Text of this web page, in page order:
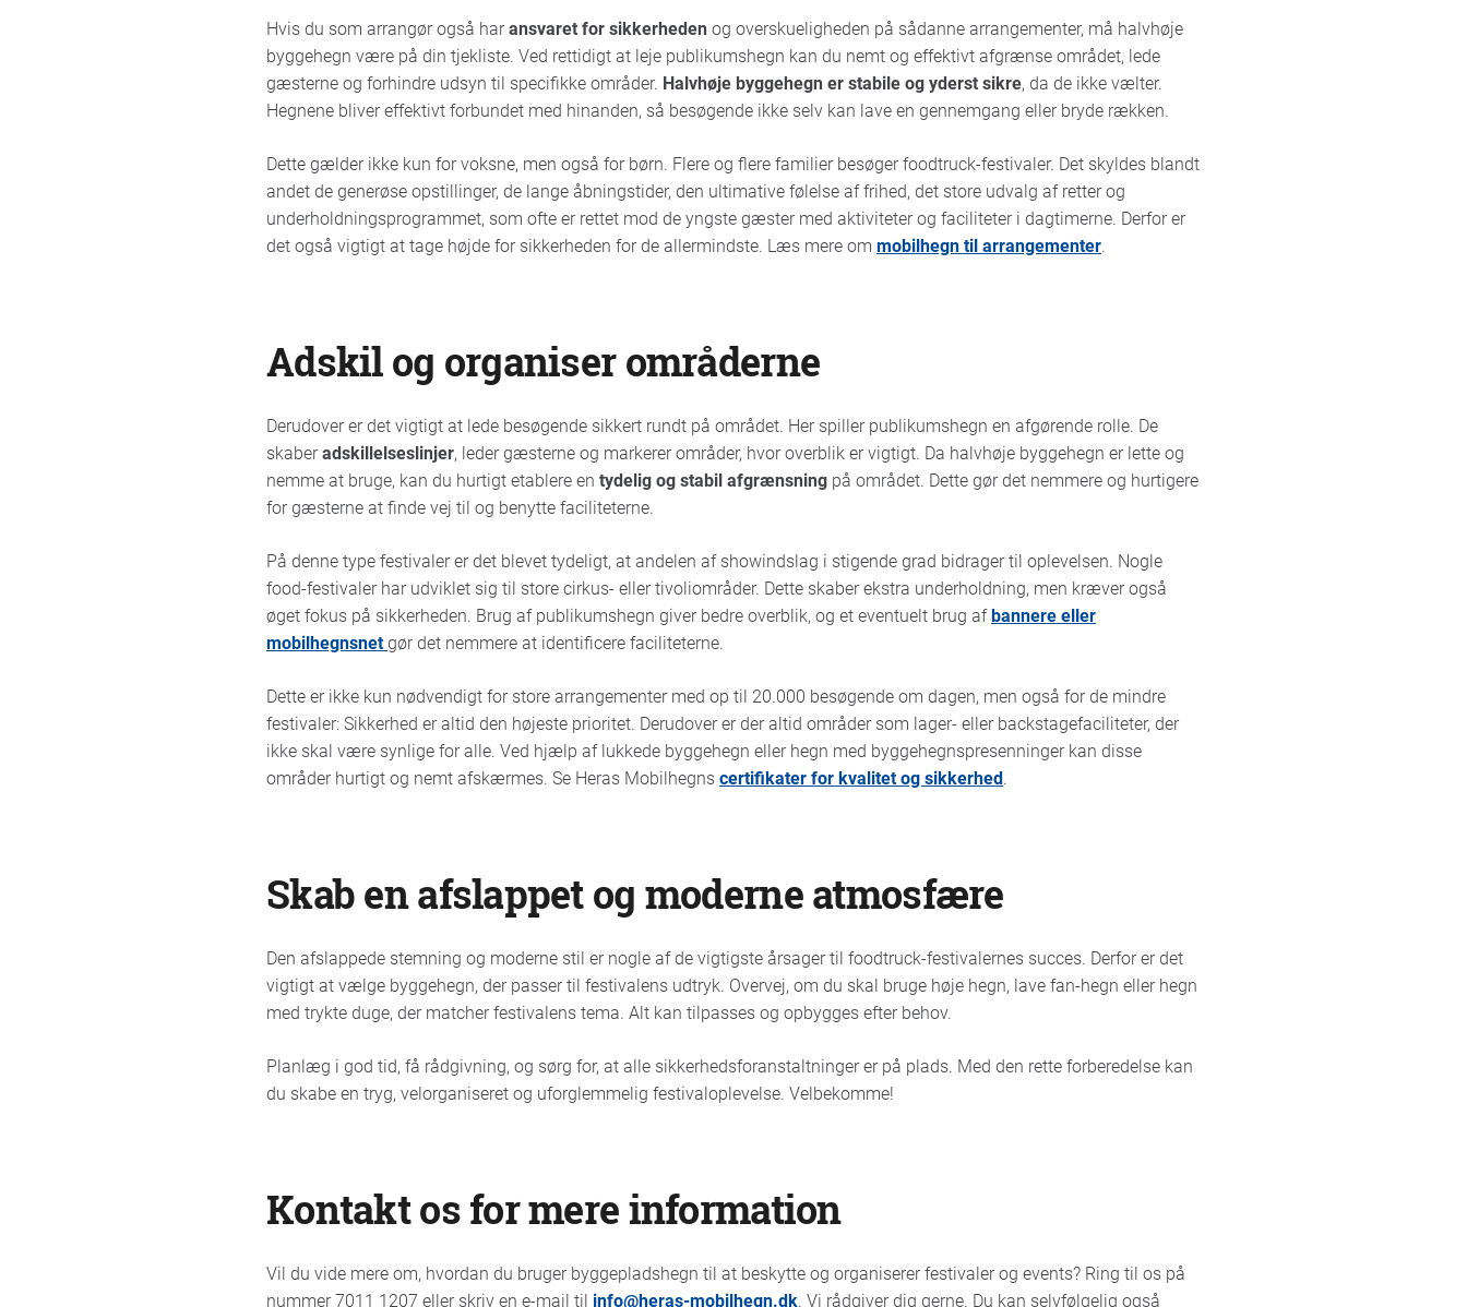
Hvis du som arrangør også haransvaret for sikkerhedenog overskueligheden på sådanne arrangementer, må halvhøje
byggehegn være på din tjekliste. Ved rettidigt at leje publikumshegn kan du nemt og effektivt afgrænse området, lede
gæsterne og forhindre udsyn til specifikke områder. Halvhøje byggehegn er stabile og yderst sikre, da de ikke vælter.
Hegnene bliver effektivt forbundet med hinanden, så besøgende ikke selv kan lave en gennemgang eller bryde rækken.
Dette gælder ikke kun for voksne, men også for børn. Flere og flere familier besøger foodtruck-festivaler. Det skyldes blandt
andet de generøse opstillinger, de lange åbningstider, den ultimative følelse af frihed, det store udvalg af retter og
underholdningsprogrammet, som ofte er rettet mod de yngste gæster med aktiviteter og faciliteter i dagtimerne. Derfor er
det også vigtigt at tage højde for sikkerheden for de allermindste. Læs mere om mobilhegn til arrangementer.
Adskil og organiser områderne
Derudover er det vigtigt at lede besøgende sikkert rundt på området. Her spiller publikumshegn en afgørende rolle. De
skaberadskillelseslinjer, leder gæsterne og markerer områder, hvor overblik er vigtigt. Da halvhøje byggehegn er lette og
nemme at bruge, kan du hurtigt etablere en tydelig og stabil afgrænsning på området. Dette gør det nemmere og hurtigere
for gæsterne at finde vej til og benytte faciliteterne.
På denne type festivaler er det blevet tydeligt, at andelen af showindslag i stigende grad bidrager til oplevelsen. Nogle
food-festivaler har udviklet sig til store cirkus- eller tivoliområder. Dette skaber ekstra underholdning, men kræver også
øget fokus på sikkerheden. Brug af publikumshegn giver bedre overblik, og et eventuelt brug afbannere eller
mobilhegnsnetgør det nemmere at identificere faciliteterne.
Dette er ikke kun nødvendigt for store arrangementer med op til 20.000 besøgende om dagen, men også for de mindre
festivaler: Sikkerhed er altid den højeste prioritet. Derudover er der altid områder som lager- eller backstagefaciliteter, der
ikke skal være synlige for alle. Ved hjælp af lukkede byggehegn eller hegn med byggehegnspresenninger kan disse
områder hurtigt og nemt afskærmes. Se Heras Mobilhegnscertifikater for kvalitet og sikkerhed.
Skab en afslappet og moderne atmosfære
Den afslappede stemning og moderne stil er nogle af de vigtigste årsager til foodtruck-festivalernes succes. Derfor er det
vigtigt at vælge byggehegn, der passer til festivalens udtryk. Overvej, om du skal bruge høje hegn, lave fan-hegn eller hegn
med trykte duge, der matcher festivalens tema. Alt kan tilpasses og opbygges efter behov.
Planlæg i god tid, få rådgivning, og sørg for, at alle sikkerhedsforanstaltninger er på plads. Med den rette forberedelse kan
du skabe en tryg, velorganiseret og uforglemmelig festivaloplevelse. Velbekomme!
Kontakt os for mere information
Vil du vide mere om, hvordan du bruger byggepladshegn til at beskytte og organiserer festivaler og events? Ring til os på
nummer 7011 1207 eller skriv en e-mail til info@heras-mobilhegn.dk. Vi rådgiver dig gerne. Du kan selvfølgelig også